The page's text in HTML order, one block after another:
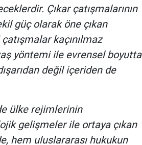
Çıkar çatışmalarının
güç olarak öne çıkan
kaçınılmaz
yöntemi ile evrensel boyutta
değil içeriden de
ülke rejimlerinin
gelişmeler ile ortaya çıkan
hem uluslararası hukukun